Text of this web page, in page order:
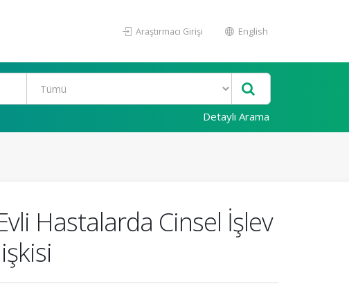
Araştırmacı Girişi English
Detaylı Arama
Hastalarda Cinsel İşlev